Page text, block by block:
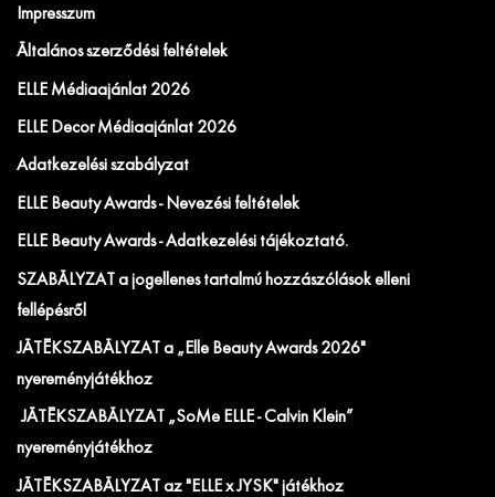
Impresszum
Általános szerződési feltételek
ELLE Médiaajánlat 2026
ELLE Decor Médiaajánlat 2026
Adatkezelési szabályzat
ELLE Beauty Awards - Nevezési feltételek
ELLE Beauty Awards - Adatkezelési tájékoztató.
SZABÁLYZAT a jogellenes tartalmú hozzászólások elleni
fellépésről
JÁTÉKSZABÁLYZAT a „Elle Beauty Awards 2026"
nyereményjátékhoz
JÁTÉKSZABÁLYZAT „SoMe ELLE - Calvin Klein”
nyereményjátékhoz
JÁTÉKSZABÁLYZAT az "ELLE x JYSK" játékhoz